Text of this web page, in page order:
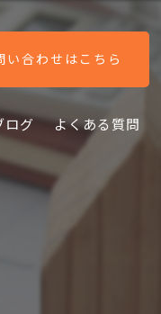
い合わせはこちら
ログ よくある質問